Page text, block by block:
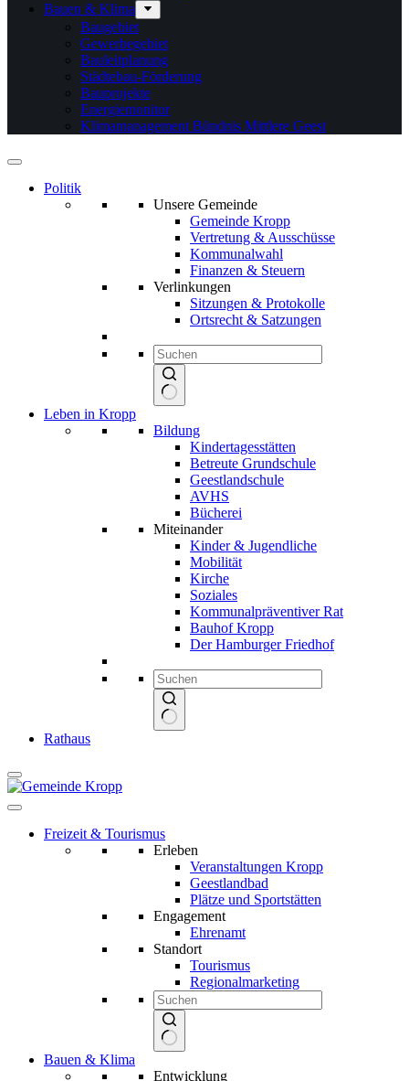
Bauen & Klima
Baugebiet
Gewerbegebiet
Bauleitplanung
Städtebau-Förderung
Bauprojekte
Energiemonitor
Klimamanagement Bündnis Mittlere Geest
Politik
Unsere Gemeinde
Gemeinde Kropp
Vertretung & Ausschüsse
Kommunalwahl
Finanzen & Steuern
Verlinkungen
Sitzungen & Protokolle
Ortsrecht & Satzungen
Ergebnisse
Leben in Kropp
Bildung
Kindertagesstätten
Betreute Grundschule
Geestlandschule
AVHS
Bücherei
Miteinander
Kinder & Jugendliche
Mobilität
Kirche
Soziales
Kommunalpräventiver Rat
Bauhof Kropp
Der Hamburger Friedhof
Rathaus
Freizeit & Tourismus
Erleben
Veranstaltungen Kropp
Geestlandbad
Plätze und Sportstätten
Engagement
Ehrenamt
Standort
Tourismus
Regionalmarketing
Ergebnisse
Bauen & Klima
Entwicklung